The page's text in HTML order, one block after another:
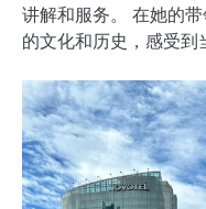
讲解和服务。 在她的
的文化和历史，感受到